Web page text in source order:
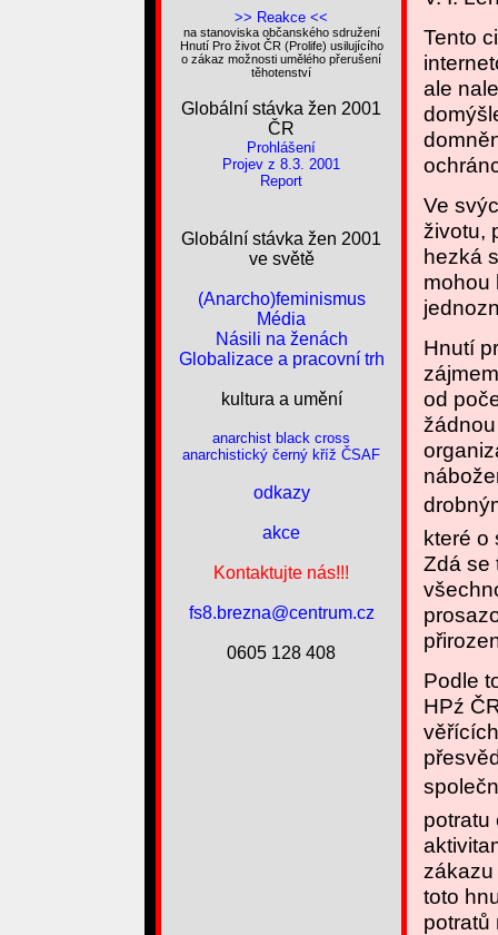
>> Reakce <<
na stanoviska občanského sdružení
Hnutí Pro život ČR (Prolife) usilujícího
o zákaz možnosti umělého přerušení
těhotenství
Globální stávka žen 2001
ČR
Prohlášení
Projev z 8.3. 2001
Report
Globální stávka žen 2001
ve světě
(Anarcho)feminismus
Média
Násili na ženách
Globalizace a pracovní trh
kultura a umění
anarchist black cross
anarchistický černý kříž ČSAF
odkazy
akce
Kontaktujte nás!!!
fs8.brezna@centrum.cz
0605 128 408
Tento
ale
Ve
životu,
hezká
mohou
Hnutí
od
které o
Zdá se
Podle
HPź
potratu
zákazu
toto
potratů